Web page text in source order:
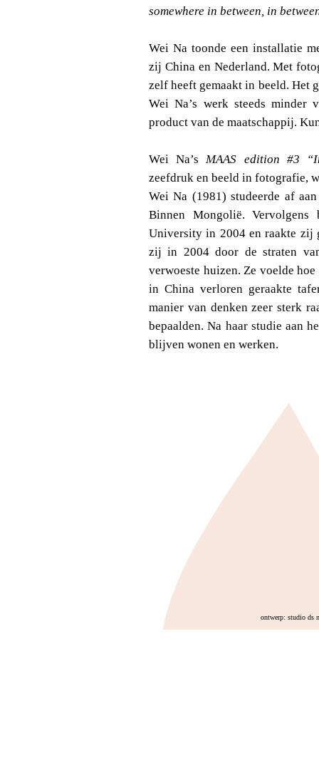
somewhere in between, in
Wei Na toonde een installatie
zij China en Nederland. Met
zelf heeft gemaakt in beeld. Het
Wei Na’s werk steeds minder
product van de maatschappij.
Wei Na’sMAAS edition #3
zeefdruk en beeld in fotografie,
Wei Na (1981) studeerde af
Binnen Mongolië. Vervolgens
University in 2004 en raakte zij
zij in 2004 door de straten
verwoeste huizen. Ze voelde
in China verloren geraakte
manier van denken zeer sterk
bepaalden. Na haar studie aan
blijven wonen en werken.
ontwerp: studio ds